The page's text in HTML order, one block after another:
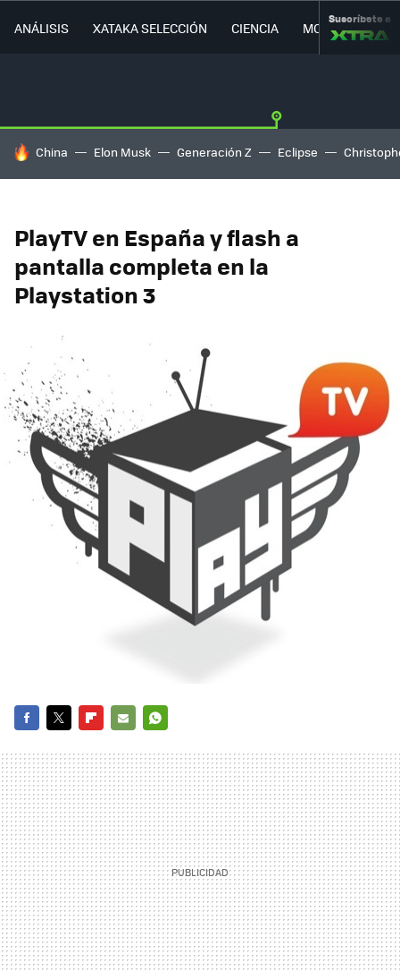
ANÁLISIS XATAKA SELECCIÓN CIENCIA MOVILIDAD
Suscríbete a
HOY SE HABLA DE
China Elon Musk Generación Z Eclipse
PlayTV en España y flash a
pantalla completa en la
Playstation 3
MAIL